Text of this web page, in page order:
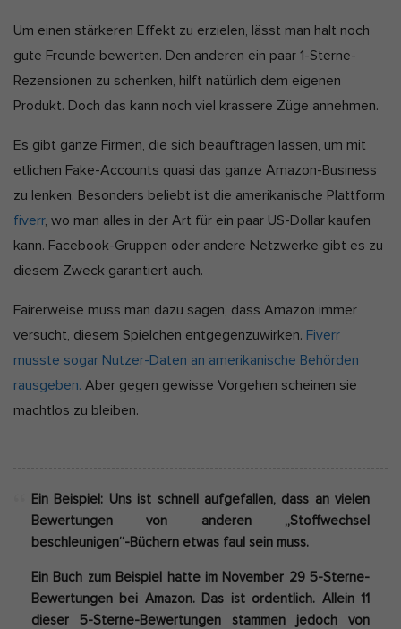
Um einen stärkeren Effekt zu erzielen, lässt man halt noch
gute Freunde bewerten. Den anderen ein paar 1-Sterne-
Rezensionen zu schenken, hilft natürlich dem eigenen
Produkt. Doch das kann noch viel krassere Züge annehmen.
Es gibt ganze Firmen, die sich beauftragen lassen, um mit
etlichen Fake-Accounts quasi das ganze Amazon-Business
zu lenken. Besonders beliebt ist die amerikanische Plattform
fiverr, wo man alles in der Art für ein paar US-Dollar kaufen
kann. Facebook-Gruppen oder andere Netzwerke gibt es zu
diesem Zweck garantiert auch.
Fairerweise muss man dazu sagen, dass Amazon immer
versucht, diesem Spielchen entgegenzuwirken. Fiverr
musste sogar Nutzer-Daten an amerikanische Behörden
rausgeben. Aber gegen gewisse Vorgehen scheinen sie
machtlos zu bleiben.
Ein Beispiel: Uns ist schnell aufgefallen, dass an vielen
Bewertungen von anderen „Stoffwechsel
beschleunigen“-Büchern etwas faul sein muss.
Ein Buch zum Beispiel hatte im November 29 5-Sterne-
Bewertungen bei Amazon. Das ist ordentlich. Allein 11
dieser 5-Sterne-Bewertungen stammen jedoch von